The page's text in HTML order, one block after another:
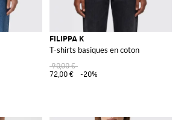
FILIPPA K
T-shirts basiques en coton
90,00 €
72,00 €
-20%